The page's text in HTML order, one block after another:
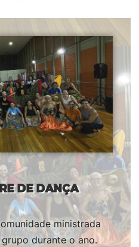
DE DANÇA
ministrada
durante o ano.